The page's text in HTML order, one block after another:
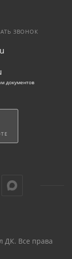
ЗВОНОК
документов
ДК. Все права